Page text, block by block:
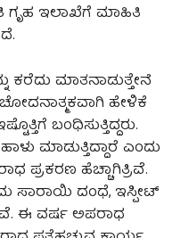
ಗೃಹ ಇಲಾಖೆಗೆ ಮಾಹಿತಿ
ಕರೆದು ಮಾತನಾಡುತ್ತೇನೆ
ಹೇಳಿಕೆ
ಬಂಧಿಸುತ್ತಿದ್ದರು.
ಮಾಡುತ್ತಿದ್ದಾರೆ ಎಂದು
ಪ್ರಕರಣ ಹೆಚ್ಚಾಗಿತ್ರಿವೆ.
ದಂಧೆ, ಇಸ್ಪೀಟ್
ಈ ವರ್ಷ ಅಪರಾಧ